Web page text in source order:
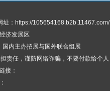
址：https://105654168.b2b.11467.com/
济发展区
内主办招展与国外联合组展
责任，谨防网络诈骗，不要付款给个人
接：